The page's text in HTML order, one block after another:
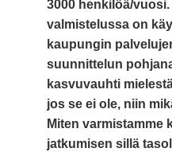
3000 henkilöä/
valmistelussa on
kaupungin
suunnittelun
kasvuvauhti
jos se ei ole, niin
Miten varmistamme
jatkumisen sillä